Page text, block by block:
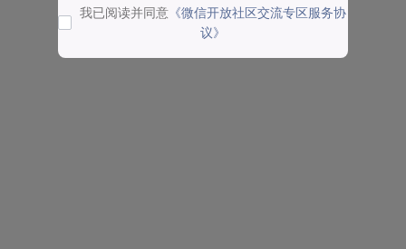
我已阅读并同意 《微信开放社区交流专区服务协
议》